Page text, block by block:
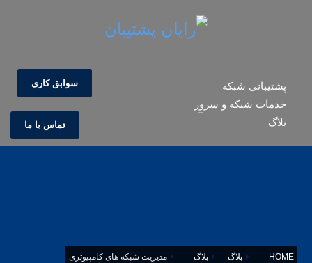
پشتیبانی شبکه
خدمات شبکه و سرور
بلاگ
سوابق کاری
تماس با ما
HOME بلاگ بلاگ مدیریت شبکه های کامپیوتری